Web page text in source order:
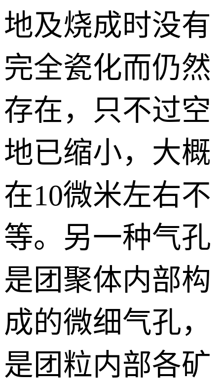
地及烧成时没有
完全瓷化而仍然
存在，只不过空
地已缩小，大概
在10微米左右不
等。另一种气孔
是团聚体内部构
成的微细气孔，
是团粒内部各矿